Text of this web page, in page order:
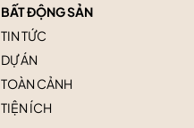
BẤT ĐỘNG SẢN
TIN TỨC
DỰ ÁN
TOÀN CẢNH
TIỆN ÍCH